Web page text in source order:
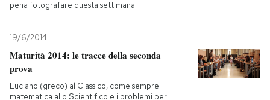
pena fotografare questa settimana
19/6/2014
Maturità 2014: le tracce della seconda
prova
Luciano (greco) al Classico, come sempre
matematica allo Scientifico e i problemi per